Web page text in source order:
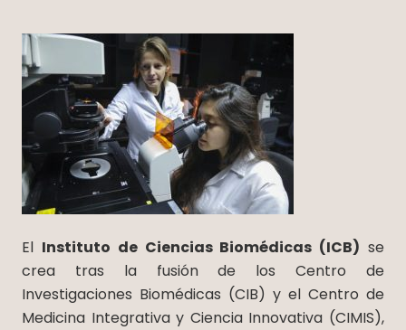
El Instituto de Ciencias Biomédicas (ICB) se
crea tras la fusión de los Centro de
Investigaciones Biomédicas (CIB) y el Centro de
Medicina Integrativa y Ciencia Innovativa (CIMIS),